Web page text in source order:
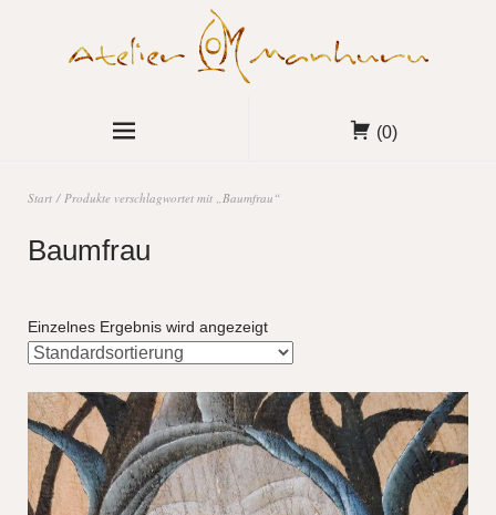
(0)
Start / Produkte verschlagwortet mit „Baumfrau“
Baumfrau
Einzelnes Ergebnis wird angezeigt